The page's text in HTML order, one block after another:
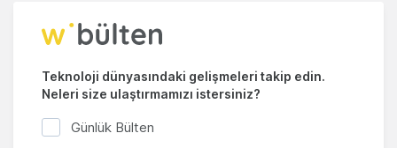
Teknoloji dünyasındaki gelişmeleri takip edin.
Neleri size ulaştırmamızı istersiniz?
Günlük Bülten